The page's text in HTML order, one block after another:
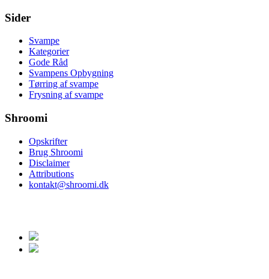
Sider
Svampe
Kategorier
Gode Råd
Svampens Opbygning
Tørring af svampe
Frysning af svampe
Shroomi
Opskrifter
Brug Shroomi
Disclaimer
Attributions
kontakt@shroomi.dk